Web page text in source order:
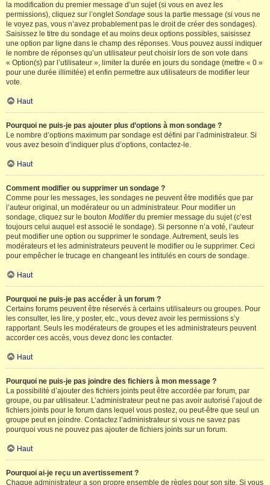
la modification du premier message d’un sujet (si vous en avez les
permissions), cliquez sur l’ongletSondage sous la partie message (si vous ne
le voyez pas, vous n’avez probablement pas le droit de créer des sondages).
Saisissez le titre du sondage et au moins deux options possibles, saisissez
une option par ligne dans le champ des réponses. Vous pouvez aussi indiquer
le nombre de réponses qu’un utilisateur peut choisir lors de son vote dans
« Option(s) par l’utilisateur », limiter la durée en jours du sondage (mettre « 0 »
pour une durée illimitée) et enfin permettre aux utilisateurs de modifier leur
vote.
Haut
Pourquoi ne puis-je pas ajouter plus d’options à mon sondage ?
Le nombre d’options maximum par sondage est défini par l’administrateur. Si
vous avez besoin d’indiquer plus d’options, contactez-le.
Haut
Comment modifier ou supprimer un sondage ?
Comme pour les messages, les sondages ne peuvent être modifiés que par
l’auteur original, un modérateur ou un administrateur. Pour modifier un
sondage, cliquez sur le bouton Modifierdu premier message du sujet (c’est
toujours celui auquel est associé le sondage). Si personne n’a voté, l’auteur
peut modifier une option ou supprimer le sondage. Autrement, seuls les
modérateurs et les administrateurs peuvent le modifier ou le supprimer. Ceci
pour empêcher le trucage en changeant les intitulés en cours de sondage.
Haut
Pourquoi ne puis-je pas accéder à un forum ?
Certains forums peuvent être réservés à certains utilisateurs ou groupes. Pour
les consulter, les lire, y poster, etc., vous devez avoir les permissions s’y
rapportant. Seuls les modérateurs de groupes et les administrateurs peuvent
accorder ces accès, vous devez donc les contacter.
Haut
Pourquoi ne puis-je pas joindre des fichiers à mon message ?
La possibilité d’ajouter des fichiers joints peut être accordée par forum, par
groupe, ou par utilisateur. L’administrateur peut ne pas avoir autorisé l’ajout de
fichiers joints pour le forum dans lequel vous postez, ou peut-être que seul un
groupe peut en joindre. Contactez l’administrateur si vous ne savez pas
pourquoi vous ne pouvez pas ajouter de fichiers joints sur un forum.
Haut
Pourquoi ai-je reçu un avertissement ?
Chaque administrateur a son propre ensemble de règles pour son site. Si vous